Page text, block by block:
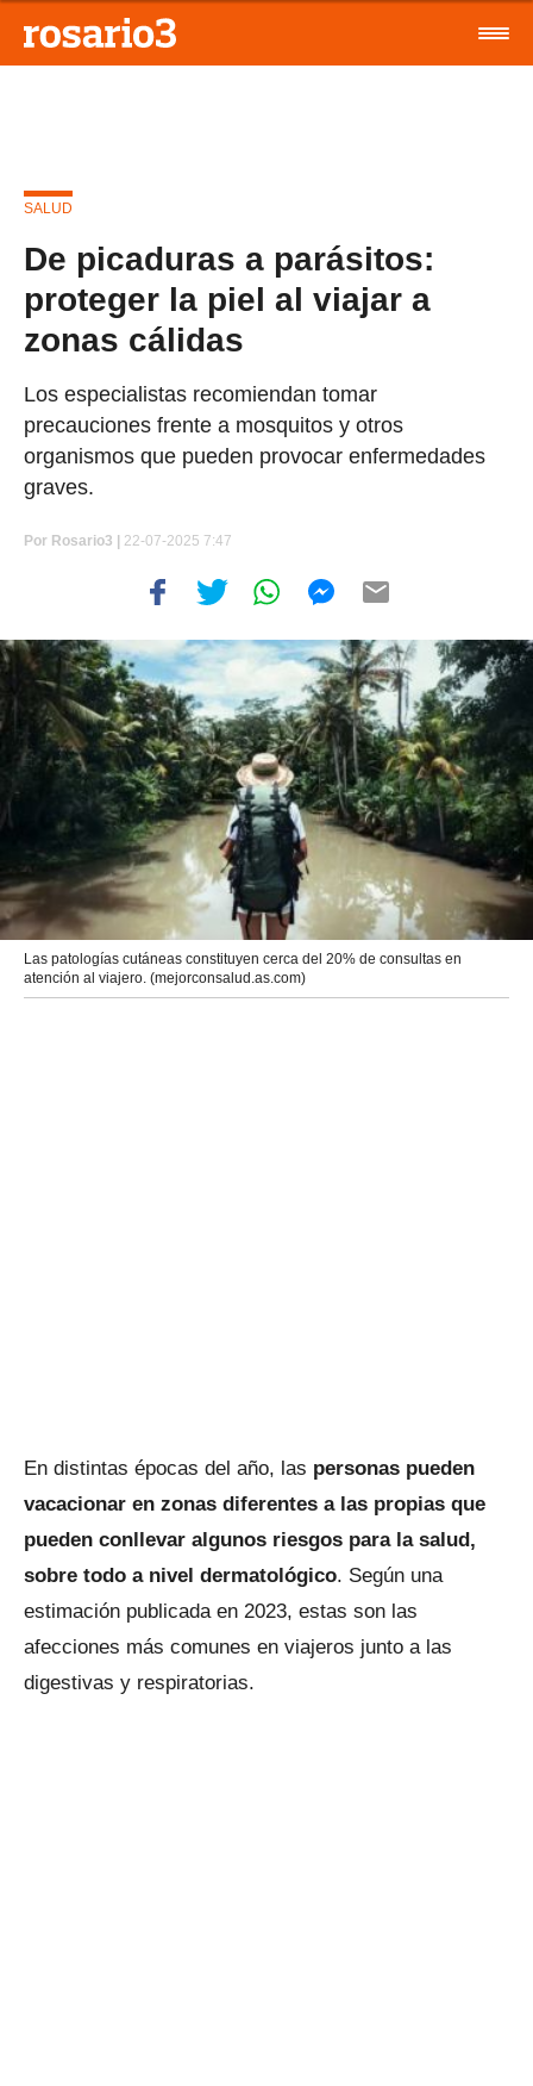
SALUD
De picaduras a parásitos:
proteger la piel al viajar a
zonas cálidas
Los especialistas recomiendan tomar
precauciones frente a mosquitos y otros
organismos que pueden provocar enfermedades
graves.
Por Rosario3 | 22-07-2025 7:47
Las patologías cutáneas constituyen cerca del 20% de consultas en
atención al viajero. (mejorconsalud.as.com)
En distintas épocas del año, las personas pueden
vacacionar en zonas diferentes a las propias que
pueden conllevar algunos riesgos para la salud,
sobre todo a nivel dermatológico. Según una
estimación publicada en 2023, estas son las
afecciones más comunes en viajeros junto a las
digestivas y respiratorias.